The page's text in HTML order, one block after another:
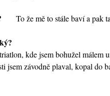
To že mě to stále baví a pak
kde jsem bohužel
závodně plaval, kopal do